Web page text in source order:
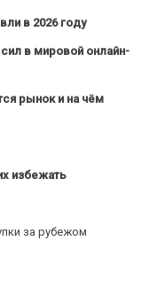
в 2026 году
в мировой онлайн-
рынок и на чём
избежать
за рубежом